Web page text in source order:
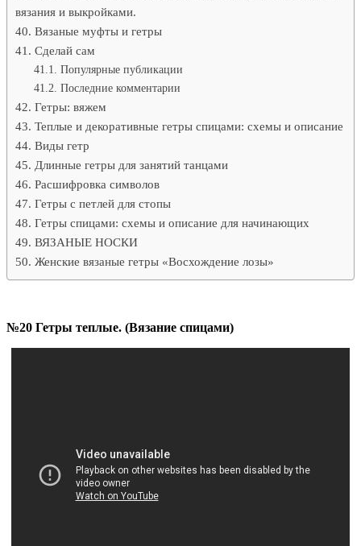
вязания и выкройками.
Вязаные муфты и гетры
Сделай сам
Популярные публикации
Последние комментарии
Гетры: вяжем
Теплые и декоративные гетры спицами: схемы и описание
Виды гетр
Длинные гетры для занятий танцами
Расшифровка символов
Гетры с петлей для стопы
Гетры спицами: схемы и описание для начинающих
ВЯЗАНЫЕ НОСКИ
Женские вязаные гетры «Восхождение лозы»
№20 Гетры теплые. (Вязание спицами)